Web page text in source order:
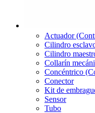
Actuador
Cilindro
Cilindro
Collarín
Concéntrico
Conector
Kit de
Sensor
Tubo